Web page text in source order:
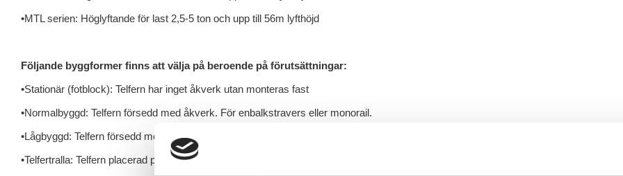
•MTL serien: Höglyftande för last 2,5-5 ton och upp till 56m lyfthöjd
Följande byggformer finns att välja på beroende på förutsättningar:
•Stationär (fotblock): Telfern har inget åkverk utan monteras fast
•Normalbyggd: Telfern försedd med åkverk. För enbalkstravers eller monorail.
•Lågbyggd: Telfern försedd med åkverk. För enbalkstravers eller monorail där lyfthöjden är kritisk.
•Telfertralla: Telfern placerad på tralla med åkverk. För tvåbalkstravers.